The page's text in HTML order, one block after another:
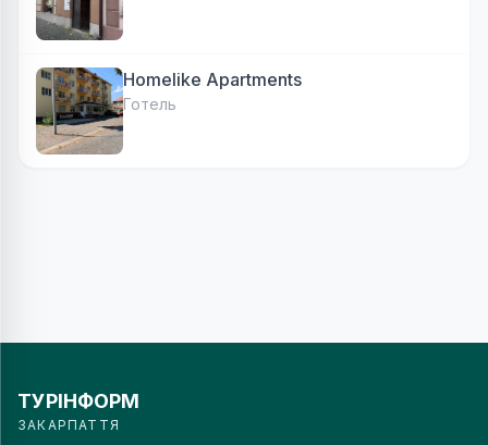
Homelike Apartments
Готель
ТУРІНФОРМ
ЗАКАРПАТТЯ